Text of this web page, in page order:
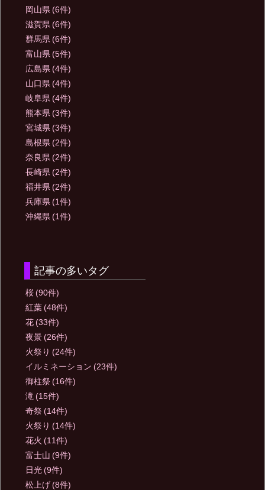
岡山県 (6件)
滋賀県 (6件)
群馬県 (6件)
富山県 (5件)
広島県 (4件)
山口県 (4件)
岐阜県 (4件)
熊本県 (3件)
宮城県 (3件)
島根県 (2件)
奈良県 (2件)
長崎県 (2件)
福井県 (2件)
兵庫県 (1件)
沖縄県 (1件)
記事の多いタグ
桜 (90件)
紅葉 (48件)
花 (33件)
夜景 (26件)
火祭り (24件)
イルミネーション (23件)
御柱祭 (16件)
滝 (15件)
奇祭 (14件)
火祭り (14件)
花火 (11件)
富士山 (9件)
日光 (9件)
松上げ (8件)